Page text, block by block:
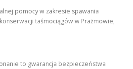
pomocy w zakresie spawania
taśmociągów w Prażmowie,
to gwarancja bezpieczeństwa